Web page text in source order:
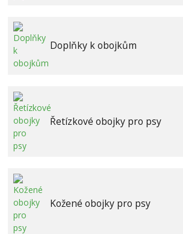
Doplňky k obojkům
Řetízkové obojky pro psy
Kožené obojky pro psy